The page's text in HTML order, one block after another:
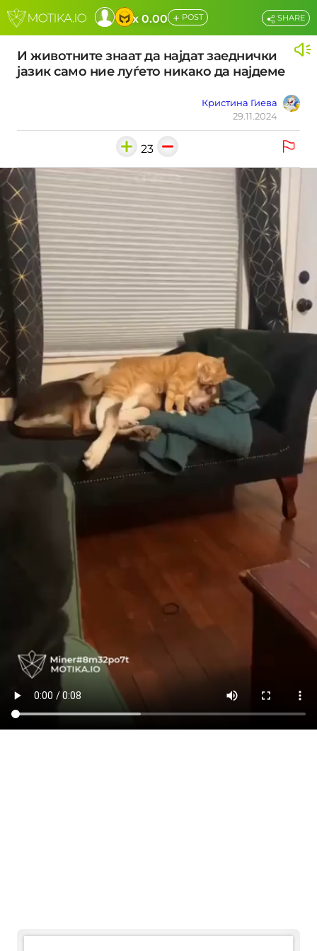
x 0.00 + POST
И животните знаат да најдат заеднички
јазик само ние луѓето никако да најдеме
Кристина Гиева
29.11.2024
SHARE
23